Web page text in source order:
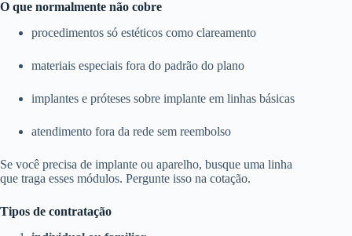
O que normalmente não cobre
procedimentos só estéticos como clareamento
materiais especiais fora do padrão do plano
implantes e próteses sobre implante em linhas básicas
atendimento fora da rede sem reembolso
Se você precisa de implante ou aparelho, busque uma linha
que traga esses módulos. Pergunte isso na cotação.
Tipos de contratação